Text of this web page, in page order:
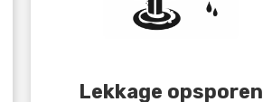
Lekkage opsporen